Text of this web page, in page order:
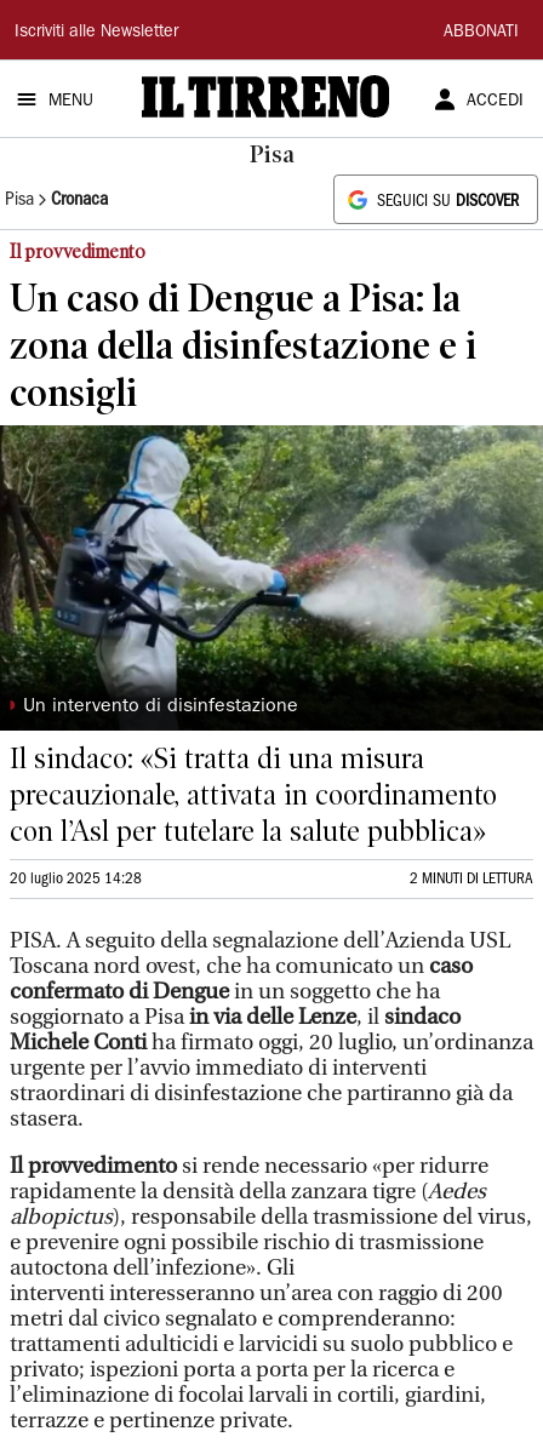
Il
Tirreno
Iscriviti alle Newsletter ABBONATI
MENU ACCEDI
Pisa
Pisa Cronaca SEGUICI SU DISCOVER
Il provvedimento
Un caso di Dengue a Pisa: la
zona della disinfestazione e i
consigli
◗ Un intervento di disinfestazione
Il sindaco: «Si tratta di una misura
precauzionale, attivata in coordinamento
con l’Asl per tutelare la salute pubblica»
20 luglio 2025 14:28 2 MINUTI DI LETTURA
PISA. A seguito della segnalazione dell’Azienda USL
Toscana nord ovest, che ha comunicato un caso
confermato di Denguein un soggetto che ha
soggiornato a Pisain via delle Lenze, ilsindaco
Michele Contiha firmato oggi, 20 luglio, un’ordinanza
urgente per l’avvio immediato di interventi
straordinari di disinfestazione che partiranno già da
stasera.
Il provvedimentosi rende necessario «per ridurre
rapidamente la densità della zanzara tigre (Aedes
albopictus), responsabile della trasmissione del virus,
e prevenire ogni possibile rischio di trasmissione
autoctona dell’infezione». Gli
interventi interesseranno un’area con raggio di 200
metri dal civico segnalato e comprenderanno:
trattamenti adulticidi e larvicidi su suolo pubblico e
privato; ispezioni porta a porta per la ricerca e
l’eliminazione di focolai larvali in cortili, giardini,
terrazze e pertinenze private.